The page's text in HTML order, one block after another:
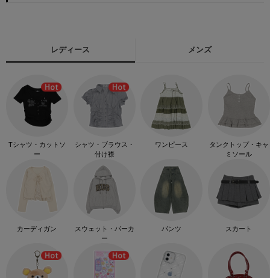
レディース メンズ
Tシャツ・カットソ
ー
シャツ・ブラウス・
付け襟
ワンピース
タンクトップ・キャ
ミソール
カーディガン
スウェット・パーカ
ー
パンツ スカート